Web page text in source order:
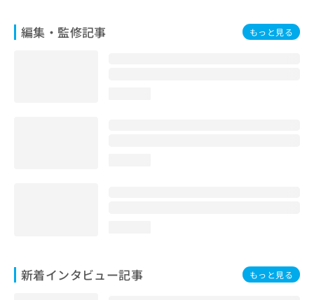
編集・監修記事 もっと見る
新着インタビュー記事 もっと見る